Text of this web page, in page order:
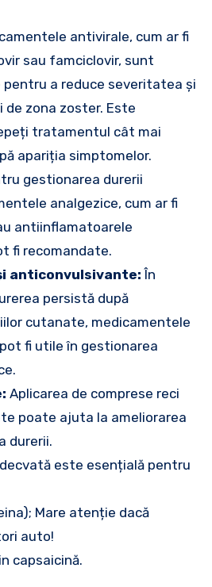
antivirale, cum ar fi
sau famciclovir, sunt
pentru a reduce severitatea și
de zona zoster. Este
tratamentul cât mai
apariția simptomelor.
gestionarea durerii
analgezice, cum ar fi
antiinflamatoarele
fi recomandate.
anticonvulsivante: În
persistă după
cutanate, medicamentele
fi utile în gestionarea
Aplicarea de comprese reci
poate ajuta la ameliorarea
durerii.
este esențială pentru
Mare atenție dacă
auto!
capsaicină.